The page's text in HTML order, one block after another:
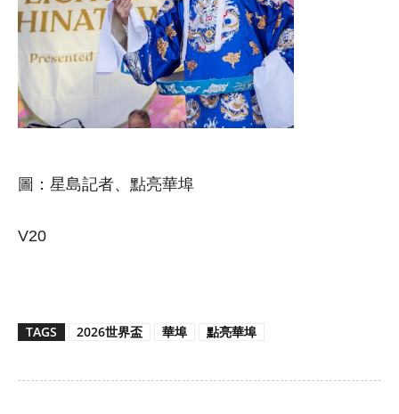
圖：星島記者、點亮華埠
V20
TAGS 2026世界盃 華埠 點亮華埠